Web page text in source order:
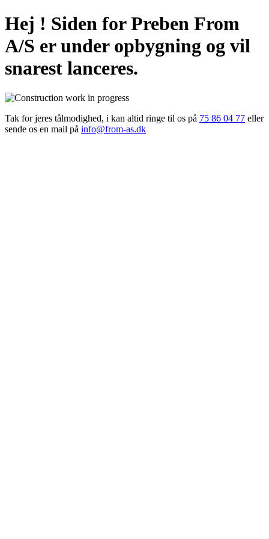
Hej ! Siden for Preben From
A/S er under opbygning og vil
snarest lanceres.
Tak for jeres tålmodighed, i kan altid ringe til os på 75 86 04 77 eller
sende os en mail på info@from-as.dk